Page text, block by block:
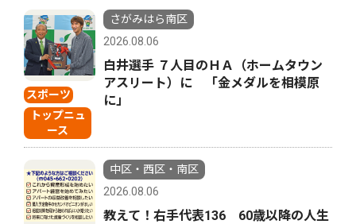
スポーツ
トップニュ
ース
さがみはら南区
2026.08.06
白井選手 ７人目のＨＡ（ホームタウン
アスリート）に 「金メダルを相模原
に」
中区・西区・南区
2026.08.06
教えて！右手代表136 60歳以降の人生